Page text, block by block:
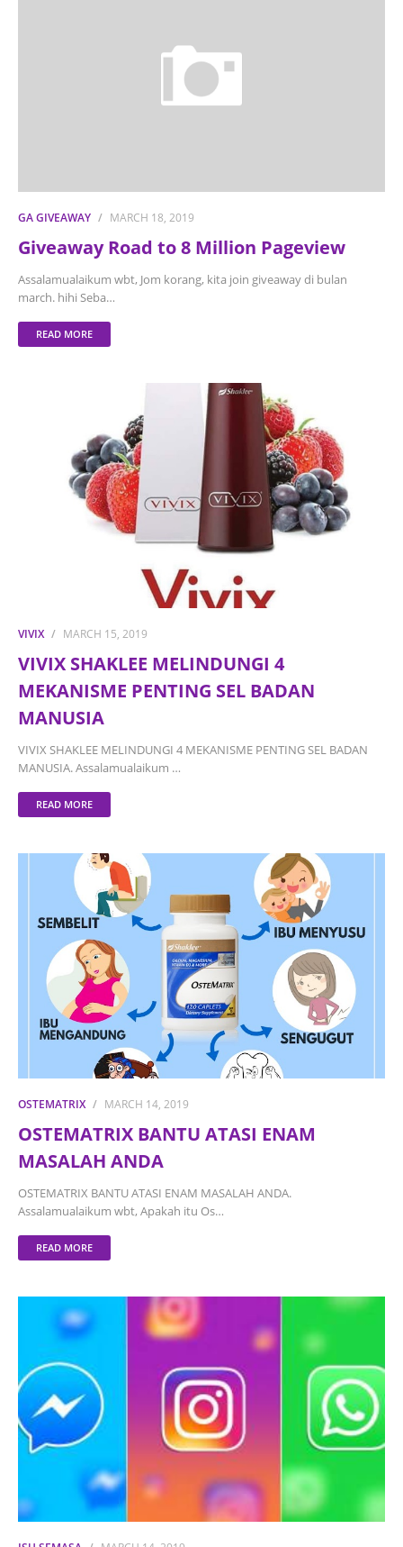
GA GIVEAWAY MARCH 18, 2019
Giveaway Road to 8 Million Pageview
Assalamualaikum wbt, Jom korang, kita join giveaway di bulan
march. hihi Seba…
READ MORE
VIVIX MARCH 15, 2019
VIVIX SHAKLEE MELINDUNGI 4
MEKANISME PENTING SEL BADAN
MANUSIA
VIVIX SHAKLEE MELINDUNGI 4 MEKANISME PENTING SEL BADAN
MANUSIA. Assalamualaikum …
READ MORE
OSTEMATRIX MARCH 14, 2019
OSTEMATRIX BANTU ATASI ENAM
MASALAH ANDA
OSTEMATRIX BANTU ATASI ENAM MASALAH ANDA.
Assalamualaikum wbt, Apakah itu Os…
READ MORE